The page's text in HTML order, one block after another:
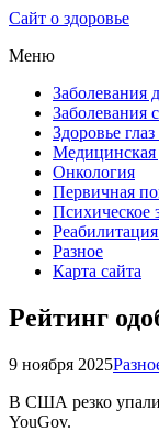
Сайт о здоровье
Меню
Заболевания
Заболевания
Здоровье
Медицинская
Онкология
Первичная
Психическое
Разное
Карта сайта
Рейтинг
9 ноября 2025
В США резко упали
YouGov.